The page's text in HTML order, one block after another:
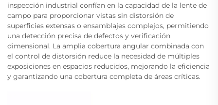
inspección industrial confían en la capacidad de la lente de
campo para proporcionar vistas sin distorsión de
superficies extensas o ensamblajes complejos, permitiendo
una detección precisa de defectos y verificación
dimensional. La amplia cobertura angular combinada con
el control de distorsión reduce la necesidad de múltiples
exposiciones en espacios reducidos, mejorando la eficiencia
y garantizando una cobertura completa de áreas críticas.